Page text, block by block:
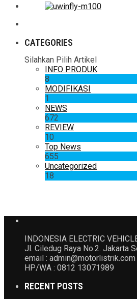
CATEGORIES
Silahkan Pilih Artikel
INFO PRODUK
8
MODIFIKASI
1
NEWS
672
REVIEW
10
Top News
655
Uncategorized
18
INDONESIA ELECTRIC
Jl. Ciledug Raya No.2. Jakarta
email : admin@motorlistrik.com
HP/WA : 0812 13071989
RECENT POSTS